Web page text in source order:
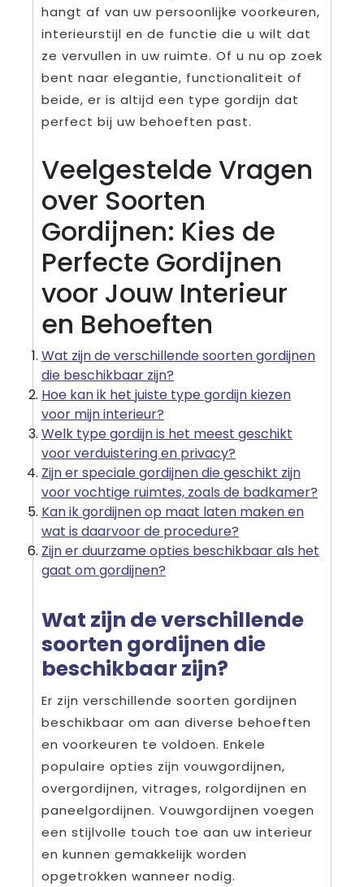
hangt af van uw persoonlijke voorkeuren,
interieurstijl en de functie die u wilt dat
ze vervullen in uw ruimte. Of u nu op zoek
bent naar elegantie, functionaliteit of
beide, er is altijd een type gordijn dat
perfect bij uw behoeften past.
Veelgestelde Vragen
over Soorten
Gordijnen: Kies de
Perfecte Gordijnen
voor Jouw Interieur
en Behoeften
Wat zijn de verschillende soorten gordijnen
die beschikbaar zijn?
Hoe kan ik het juiste type gordijn kiezen
voor mijn interieur?
Welk type gordijn is het meest geschikt
voor verduistering en privacy?
Zijn er speciale gordijnen die geschikt zijn
voor vochtige ruimtes, zoals de badkamer?
Kan ik gordijnen op maat laten maken en
wat is daarvoor de procedure?
Zijn er duurzame opties beschikbaar als het
gaat om gordijnen?
Wat zijn de verschillende
soorten gordijnen die
beschikbaar zijn?
Er zijn verschillende soorten gordijnen
beschikbaar om aan diverse behoeften
en voorkeuren te voldoen. Enkele
populaire opties zijn vouwgordijnen,
overgordijnen, vitrages, rolgordijnen en
paneelgordijnen. Vouwgordijnen voegen
een stijlvolle touch toe aan uw interieur
en kunnen gemakkelijk worden
opgetrokken wanneer nodig.